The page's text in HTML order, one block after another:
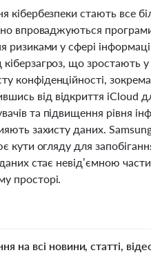
кібербезпеки стають все
впроваджуються
ризиками у сфері
кіберзагроз, що
конфіденційності,
від відкриття iCloud
та підвищення рівня
захисту даних.
огляду для
стає невід’ємною
просторі.
на всі новини, статті,